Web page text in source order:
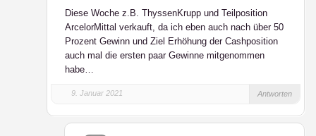
Diese Woche z.B. ThyssenKrupp und Teilposition
ArcelorMittal verkauft, da ich eben auch nach über 50
Prozent Gewinn und Ziel Erhöhung der Cashposition
auch mal die ersten paar Gewinne mitgenommen
habe…
9. Januar 2021 Antworten